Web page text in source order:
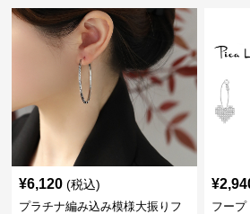
¥6,120 (税込)
プラチナ編み込み模様大振りフ
¥
フープ